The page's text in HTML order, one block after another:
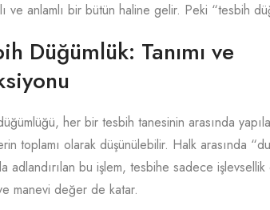
ve anlamlı bir bütün haline gelir. Peki “tesbih
Düğümlük: Tanımı ve
her bir tesbih tanesinin arasında
toplamı olarak düşünülebilir. Halk arasında
adlandırılan bu işlem, tesbihe sadece
manevi değer de katar.